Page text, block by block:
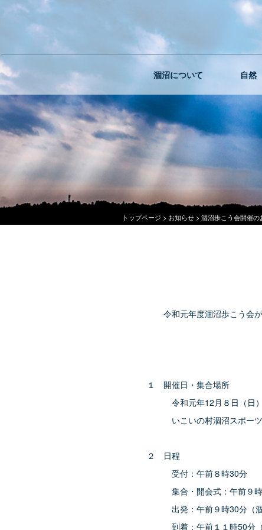
涸沼について 自然
トップページ > お知らせ > 涸沼歩こう会開催の
令和元年度涸沼歩こう会が下記
１ 開催日・集合場所
令和元年12月８日（日）【
いこいの村涸沼スポーツ
２ 日程
受付：午前８時30分
集合・開会式：午前９時
出発：午前９時30分（涸沼
到着：午前１１時50分（到着